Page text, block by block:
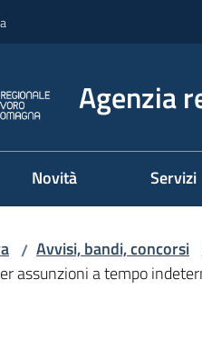
Agenzia
Novità Servizi
/ Avvisi, bandi, concorsi
assunzioni a tempo